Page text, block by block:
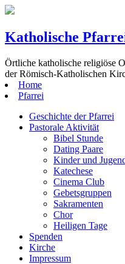
Katholische
Örtliche katholische religiöse
der Römisch-Katholischen
Home
Pfarrei
Geschichte der Pfarrei
Pastorale Aktivität
Bibel Stunde
Dating Paare
Kinder und
Katechese
Cinema Club
Gebetsgruppen
Sakramenten
Chor
Heiligen Tage
Spenden
Kirche
Impressum